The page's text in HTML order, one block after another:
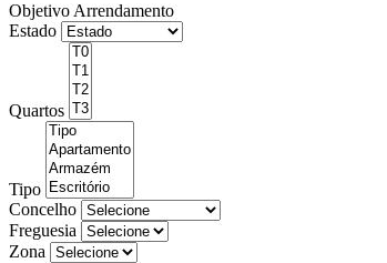
Objetivo Arrendamento
Estado
Quartos
Tipo
Concelho
Freguesia
Zona